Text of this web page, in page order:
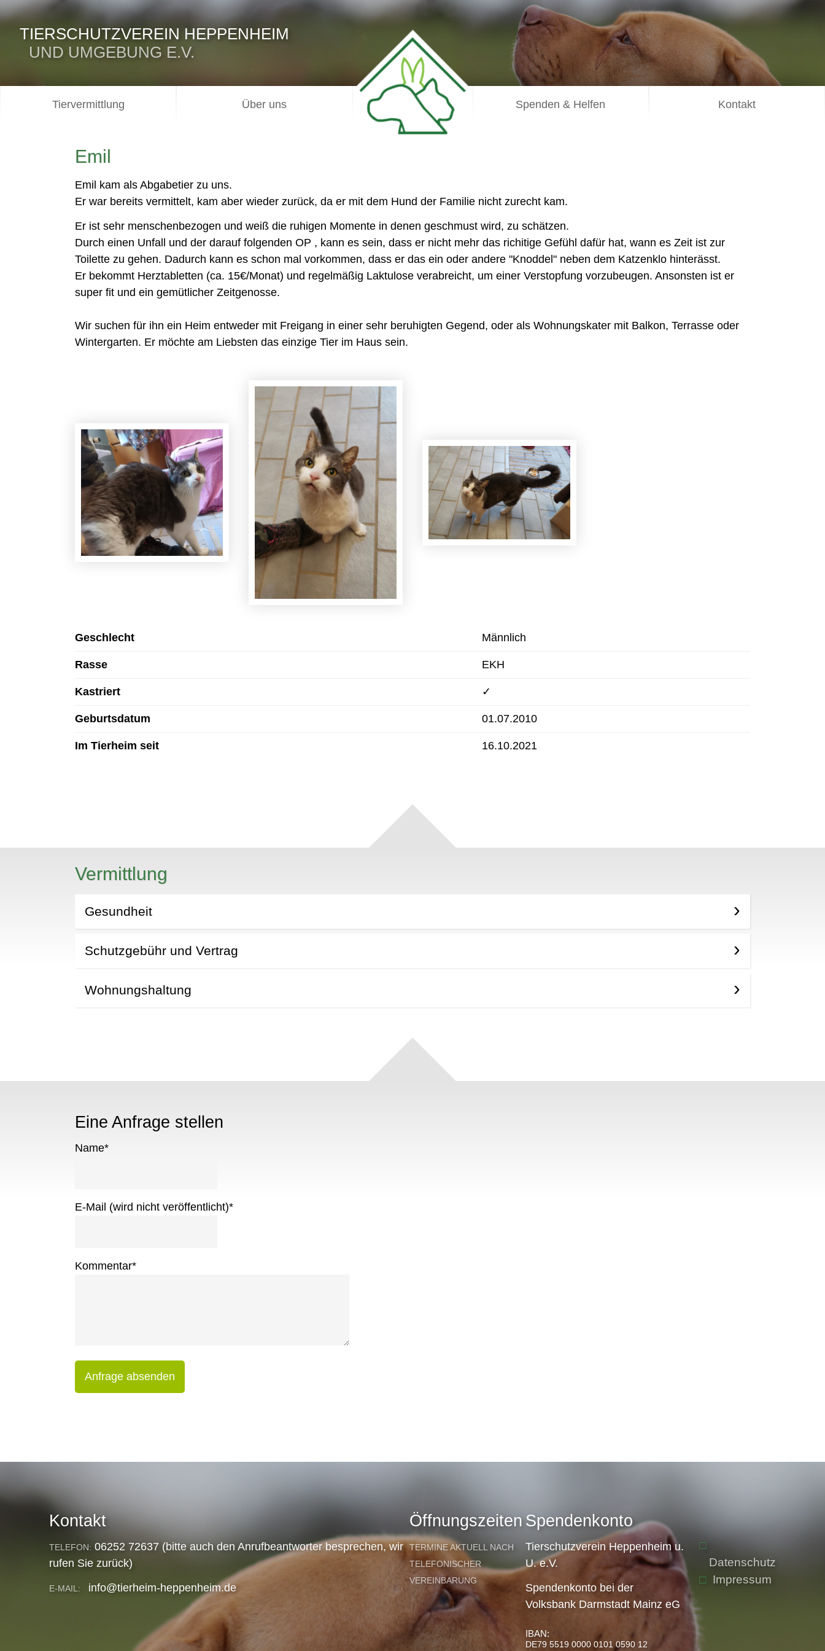
TIERSCHUTZVEREIN HEPPENHEIM
UND UMGEBUNG E.V.
Tiervermittlung Über uns Spenden & Helfen Kontakt
Emil
Emil kam als Abgabetier zu uns.
Er war bereits vermittelt, kam aber wieder zurück, da er mit dem Hund der Familie nicht zurecht kam.
Er ist sehr menschenbezogen und weiß die ruhigen Momente in denen geschmust wird, zu schätzen.
Durch einen Unfall und der darauf folgenden OP , kann es sein, dass er nicht mehr das richitige Gefühl dafür hat, wann es Zeit ist zur
Toilette zu gehen. Dadurch kann es schon mal vorkommen, dass er das ein oder andere "Knoddel" neben dem Katzenklo hinterässt.
Er bekommt Herztabletten (ca. 15€/Monat) und regelmäßig Laktulose verabreicht, um einer Verstopfung vorzubeugen. Ansonsten ist er
super fit und ein gemütlicher Zeitgenosse.
Wir suchen für ihn ein Heim entweder mit Freigang in einer sehr beruhigten Gegend, oder als Wohnungskater mit Balkon, Terrasse oder
Wintergarten. Er möchte am Liebsten das einzige Tier im Haus sein.
Geschlecht Männlich
Rasse EKH
Kastriert ✓
Geburtsdatum 01.07.2010
Im Tierheim seit 16.10.2021
Vermittlung
Gesundheit
Schutzgebühr und Vertrag
Wohnungshaltung
Eine Anfrage stellen
Name*
E-Mail (wird nicht veröffentlicht)*
Kommentar*
Anfrage absenden
Kontakt
TELEFON: 06252 72637 (bitte auch den Anrufbeantworter besprechen, wir
rufen Sie zurück)
E-MAIL: info@tierheim-heppenheim.de
Öffnungszeiten
TERMINE AKTUELL NACH
TELEFONISCHER
VEREINBARUNG
Spendenkonto
Tierschutzverein Heppenheim u.
U. e.V.
Spendenkonto bei der
Volksbank Darmstadt Mainz eG
IBAN:
DE79 5519 0000 0101 0590 12
Datenschutz
Impressum